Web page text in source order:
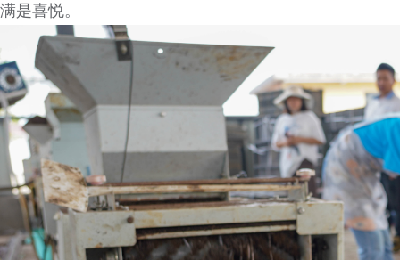
满是喜悦。